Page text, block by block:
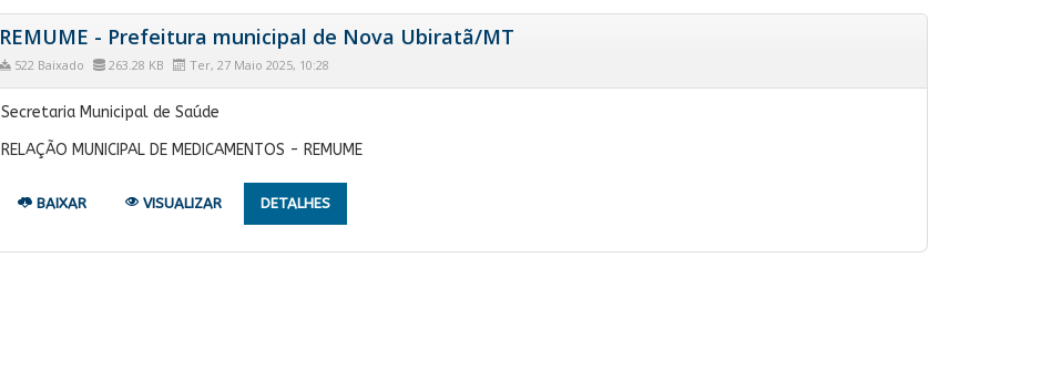
REMUME - Prefeitura municipal de Nova Ubiratã/MT
522 Baixado 263.28 KB Ter, 27 Maio 2025, 10:28
Secretaria Municipal de Saúde
RELAÇÃO MUNICIPAL DE MEDICAMENTOS - REMUME
BAIXAR VISUALIZAR DETALHES